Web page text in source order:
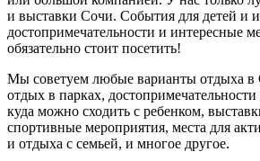
и выставки Сочи. События для детей и
достопримечательности и интересные
обязательно стоит посетить!
Мы советуем любые варианты отдыха
отдых в парках, достопримечательности
куда можно сходить с ребенком,
спортивные мероприятия, места для
и отдыха с семьей, и многое другое.